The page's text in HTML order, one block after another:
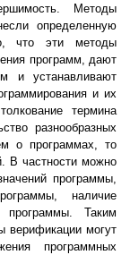
Методы
определенную
что эти методы
программ, дают
и устанавливают
и их
термина
разнообразных
о программах, то
В частности можно
программы,
наличие
программы. Таким
верификации могут
программных